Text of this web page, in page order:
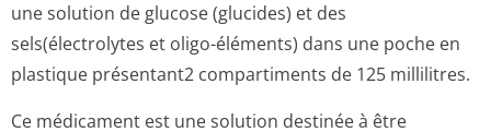
une solution de glucose (glucides) et des
sels(électrolytes et oligo-éléments) dans une poche en
plastique présentant2 compartiments de 125 millilitres.
Ce médicament est une solution destinée à être